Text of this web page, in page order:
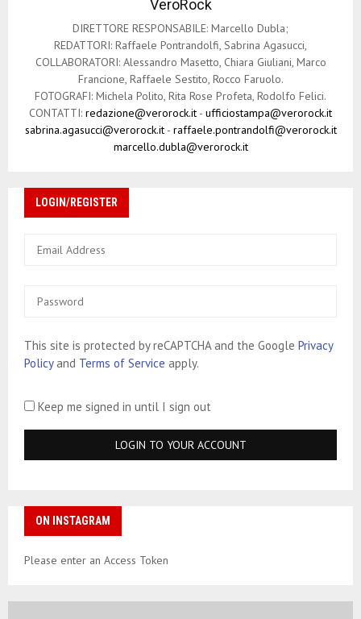
VeroRock
DIRETTORE RESPONSABILE: Marcello Dubla;
REDATTORI: Raffaele Pontrandolfi, Sabrina Agasucci,
COLLABORATORI: Alessandro Masetto, Chiara Giuliani, Marco
Francione, Raffaele Sestito, Rocco Faruolo.
FOTOGRAFI: Michela Polito, Rita Rose Profeta, Rodolfo Felici.
CONTATTI: redazione@verorock.it - ufficiostampa@verorock.it
sabrina.agasucci@verorock.it- raffaele.pontrandolfi@verorock.it
marcello.dubla@verorock.it
LOGIN/REGISTER
This site is protected by reCAPTCHA and the Google Privacy
Policyand Terms of Service apply.
Keep me signed in until I sign out
ON INSTAGRAM
Please enter an Access Token